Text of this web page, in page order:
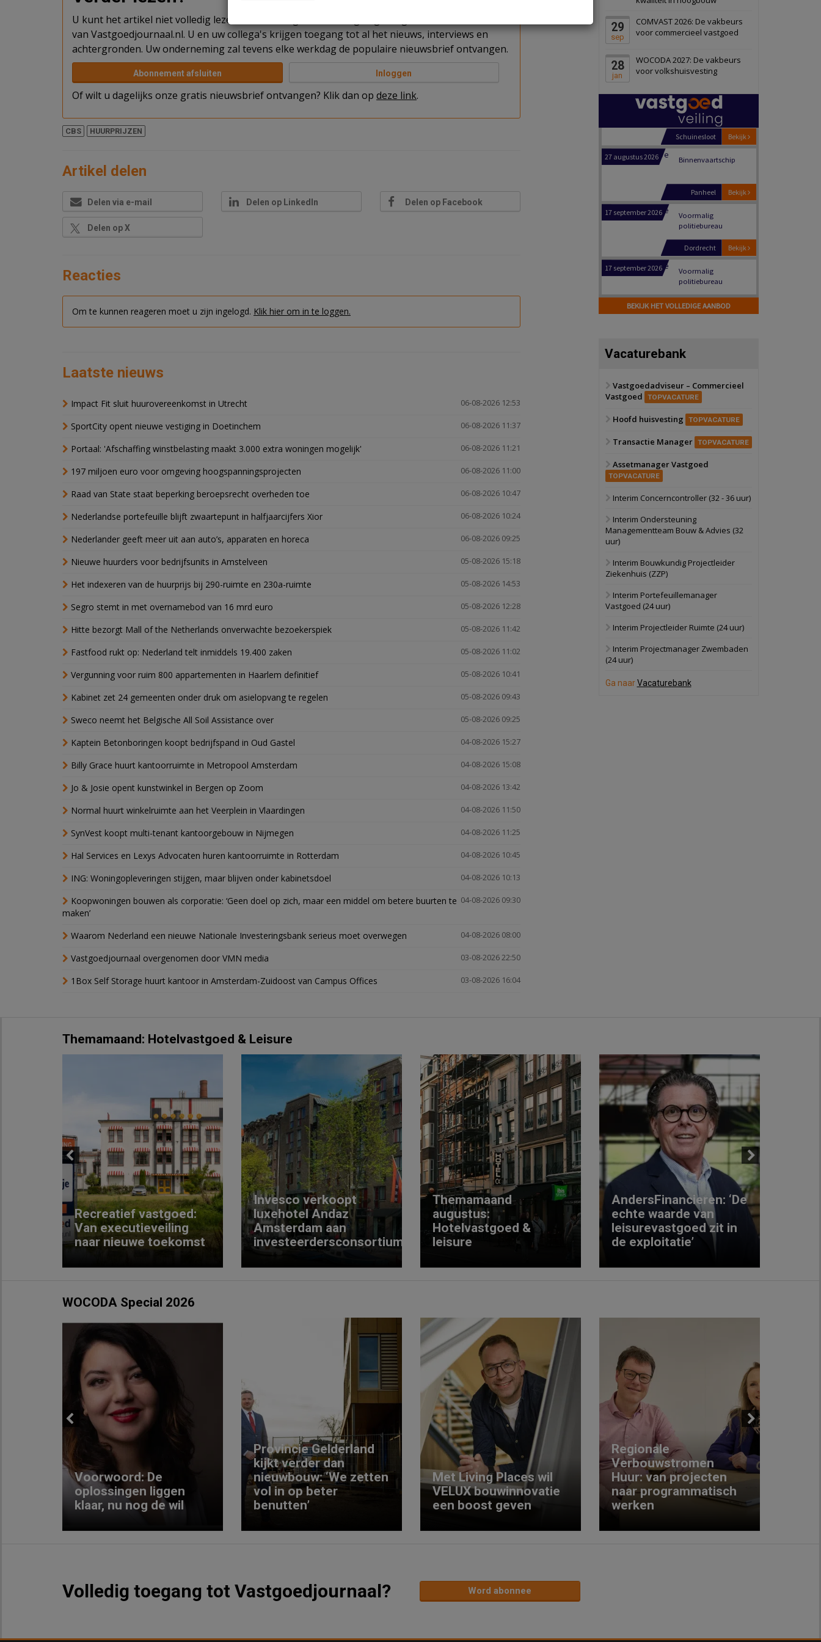
U kunt het artikel niet volledig lezen omdat u nog niet bent ingelogd. Log in of word abonnee
van Vastgoedjournaal.nl. U en uw collega's krijgen toegang tot al het nieuws, interviews en
achtergronden. Uw onderneming zal tevens elke werkdag de populaire nieuwsbrief ontvangen.
Abonnement afsluiten Inloggen
Of wilt u dagelijks onze gratis nieuwsbrief ontvangen? Klik dan op deze link.
CBS HUURPRIJZEN
Artikel delen
Delen via e-mail Delen op LinkedIn Delen op Facebook
Delen op X
Reacties
Om te kunnen reageren moet u zijn ingelogd. Klik hier om in te loggen.
Laatste nieuws
06-08-2026 12:53
Impact Fit sluit huurovereenkomst in Utrecht
06-08-2026 11:37
SportCity opent nieuwe vestiging in Doetinchem
06-08-2026 11:21
Portaal: 'Afschaffing winstbelasting maakt 3.000 extra woningen mogelijk'
06-08-2026 11:00
197 miljoen euro voor omgeving hoogspanningsprojecten
06-08-2026 10:47
Raad van State staat beperking beroepsrecht overheden toe
06-08-2026 10:24
Nederlandse portefeuille blijft zwaartepunt in halfjaarcijfers Xior
06-08-2026 09:25
Nederlander geeft meer uit aan auto’s, apparaten en horeca
05-08-2026 15:18
Nieuwe huurders voor bedrijfsunits in Amstelveen
05-08-2026 14:53
Het indexeren van de huurprijs bij 290-ruimte en 230a-ruimte
05-08-2026 12:28
Segro stemt in met overnamebod van 16 mrd euro
05-08-2026 11:42
Hitte bezorgt Mall of the Netherlands onverwachte bezoekerspiek
05-08-2026 11:02
Fastfood rukt op: Nederland telt inmiddels 19.400 zaken
05-08-2026 10:41
Vergunning voor ruim 800 appartementen in Haarlem definitief
05-08-2026 09:43
Kabinet zet 24 gemeenten onder druk om asielopvang te regelen
05-08-2026 09:25
Sweco neemt het Belgische All Soil Assistance over
04-08-2026 15:27
Kaptein Betonboringen koopt bedrijfspand in Oud Gastel
04-08-2026 15:08
Billy Grace huurt kantoorruimte in Metropool Amsterdam
04-08-2026 13:42
Jo & Josie opent kunstwinkel in Bergen op Zoom
04-08-2026 11:50
Normal huurt winkelruimte aan het Veerplein in Vlaardingen
04-08-2026 11:25
SynVest koopt multi-tenant kantoorgebouw in Nijmegen
04-08-2026 10:45
Hal Services en Lexys Advocaten huren kantoorruimte in Rotterdam
04-08-2026 10:13
ING: Woningopleveringen stijgen, maar blijven onder kabinetsdoel
04-08-2026 09:30
Koopwoningen bouwen als corporatie: ‘Geen doel op zich, maar een middel om betere buurten te
maken’
04-08-2026 08:00
Waarom Nederland een nieuwe Nationale Investeringsbank serieus moet overwegen
03-08-2026 22:50
Vastgoedjournaal overgenomen door VMN media
03-08-2026 16:04
1Box Self Storage huurt kantoor in Amsterdam-Zuidoost van Campus Offices
29
sep
COMVAST 2026: De vakbeurs
voor commercieel vastgoed
28
jan
WOCODA 2027: De vakbeurs
voor volkshuisvesting
Schiedam
22 september 2026 Attractiepark
Bekijk
Oranje
28 september 2026
bedrijventerrein
Schuinesloot
Binnenvaartschip
17 september 2026
Voormalig
Dordrecht
17 september 2026
Voormalig
Hilversum
17 september 2026
Voormalig
Zwanenburg
6 oktober 2026 Transformatieobject
22 september 2026
28 september 2026
Grootschalig
Bekijk
Schuinesloot
politiebureau
BEKIJK HET VOLLEDIGE AANBOD
Vacaturebank
Vastgoedadviseur – Commercieel
Vastgoed
TOPVACATURE
Hoofd huisvesting TOPVACATURE
Transactie Manager TOPVACATURE
Assetmanager Vastgoed
TOPVACATURE
Interim Concerncontroller (32 - 36 uur)
Interim Ondersteuning
Managementteam Bouw & Advies (32
uur)
Interim Bouwkundig Projectleider
Ziekenhuis (ZZP)
Interim Portefeuillemanager
Vastgoed (24 uur)
Interim Projectleider Ruimte (24 uur)
Interim Projectmanager Zwembaden
(24 uur)
Ga naarVacaturebank
Themamaand: Hotelvastgoed & Leisure
Previous
Recreatief vastgoed:
Van executieveiling
naar nieuwe toekomst
Invesco verkoopt
luxehotel Andaz
Amsterdam aan
investeerdersconsortium
Themamaand
augustus:
Hotelvastgoed &
leisure
AndersFinancieren: ‘De
echte waarde van
leisurevastgoed zit in
de exploitatie’
Next
WOCODA Special 2026
Previous
Voorwoord: De
oplossingen liggen
klaar, nu nog de wil
Provincie Gelderland
kijkt verder dan
nieuwbouw: ‘We zetten
vol in op beter
benutten’
Met Living Places wil
VELUX bouwinnovatie
een boost geven
Regionale
Verbouwstromen
Huur: van projecten
naar programmatisch
werken
Next
Volledig toegang tot Vastgoedjournaal? Word abonnee